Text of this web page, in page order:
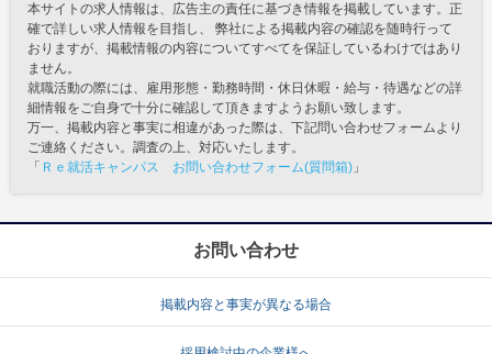
本サイトの求人情報は、広告主の責任に基づき情報を掲載しています。正
確で詳しい求人情報を目指し、 弊社による掲載内容の確認を随時行って
おりますが、掲載情報の内容についてすべてを保証しているわけではあり
ません。
就職活動の際には、雇用形態・勤務時間・休日休暇・給与・待遇などの詳
細情報をご自身で十分に確認して頂きますようお願い致します。
万一、掲載内容と事実に相違があった際は、下記問い合わせフォームより
ご連絡ください。調査の上、対応いたします。
「 Ｒｅ就活キャンパス お問い合わせフォーム(質問箱) 」
お問い合わせ
掲載内容と事実が異なる場合